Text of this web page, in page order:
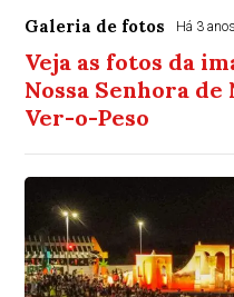
Galeria de fotos Há 3 anos
Veja as fotos da
Nossa Senhora
Ver-o-Peso